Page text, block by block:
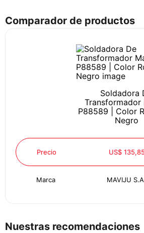
Comparador de productos
Soldadora
Transformador
P88589 | Color
Negro
Precio US$ 135,85
Marca MAVIJU
Nuestras recomendaciones